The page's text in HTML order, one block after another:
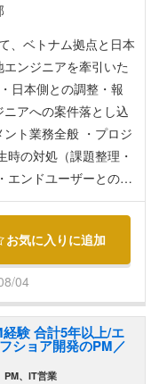
帰国費用（年1回）
金支給）
、ベトナム拠点と日本
ンジニアを牽引いた
日本側との調整・報
アへの案件落とし込
ト業務全般 ・プロジ
時の対処（課題整理・
エンドユーザーとの打
フェーズ） 入社
を日本で行った後、
お気に入りに追加
04
験 合計5年以上/エ
ショア開発のPM／
PM、IT営業